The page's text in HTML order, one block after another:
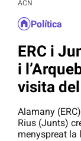
ACN
Política
ERC i
i
visita
Alamany
Rius (Junts)
menyspreat la